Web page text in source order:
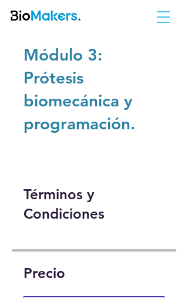
Módulo 3:
Prótesis
biomecánica y
programación.
Términos y
Condiciones
Precio